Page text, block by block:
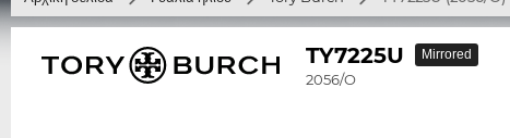
TY7225U
2056/O
Mirrored